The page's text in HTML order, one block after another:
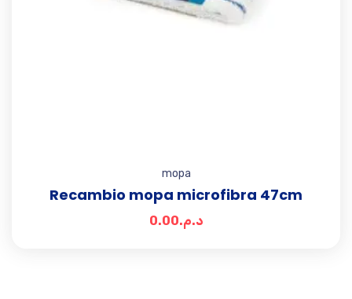
mopa
Recambio mopa microfibra 47cm
د.م.0.00